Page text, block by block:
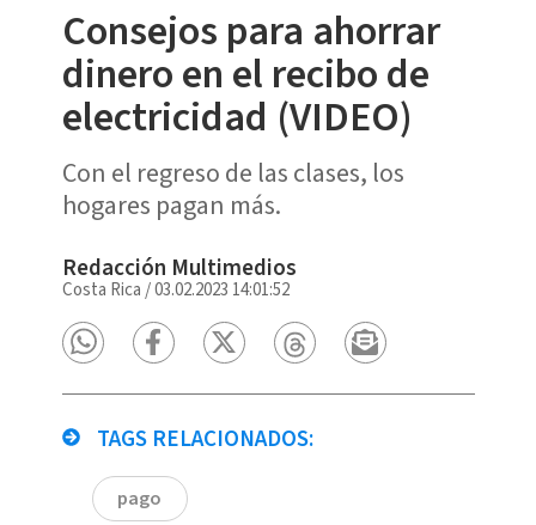
Consejos para ahorrar
dinero en el recibo de
electricidad (VIDEO)
Con el regreso de las clases, los
hogares pagan más.
Redacción Multimedios
Costa Rica /03.02.2023 14:01:52
TAGS RELACIONADOS:
pago